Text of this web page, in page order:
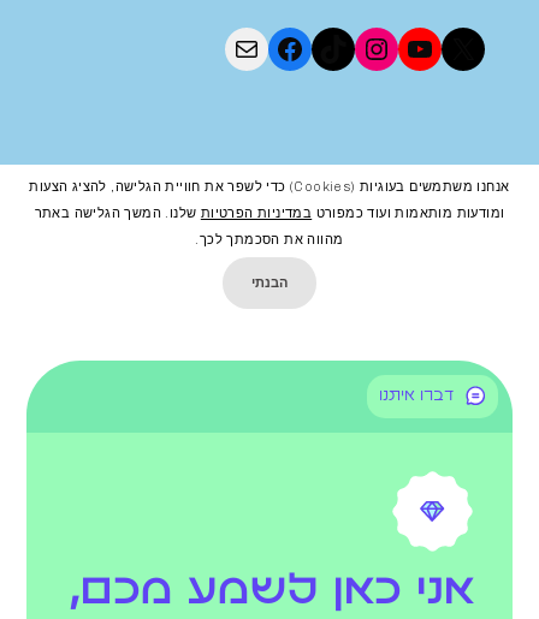
אנחנו משתמשים בעוגיות (cookies) כדי לשפר את חוויית הגלישה, להציג הצעות
ומודעות מותאמות ועוד כמפורט במדיניות הפרטיות שלנו. המשך הגלישה באתר
מהווה את הסכמתך לכך.
הבנתי
דברו איתנו
אני כאן לשמע מכם,